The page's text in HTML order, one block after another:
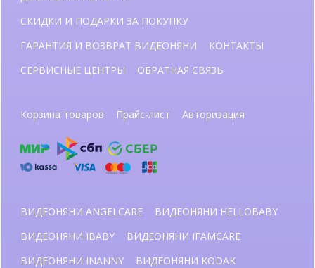
СКИДКИ И ПОДАРКИ ЗА ПОКУПКУ
ГАРАНТИЯ И ВОЗВРАТ ВИДЕОНЯНИ
КОНТАКТЫ
СЕРВИСНЫЕ ЦЕНТРЫ
ОБРАТНАЯ СВЯЗЬ
Корзина товаров Прайс-лист Авторизация
ВИДЕОНЯНИ ANGELCARE
ВИДЕОНЯНИ HELLOBABY
ВИДЕОНЯНИ IBABY
ВИДЕОНЯНИ IFAMCARE
ВИДЕОНЯНИ INANNY
ВИДЕОНЯНИ KODAK